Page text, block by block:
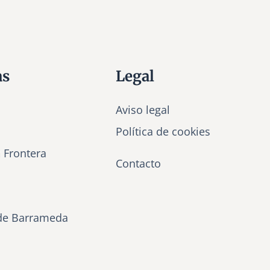
Frontera
Barrameda
Legal
Aviso legal
Política de cookies
Contacto